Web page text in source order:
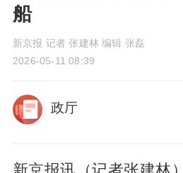
船
新京报 记者 张建林 编辑 张磊
2026-05-11 08:39
政厅